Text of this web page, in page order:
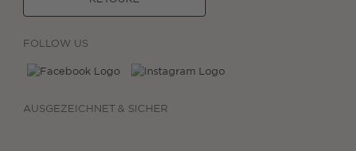
FOLLOW US
AUSGEZEICHNET & SICHER